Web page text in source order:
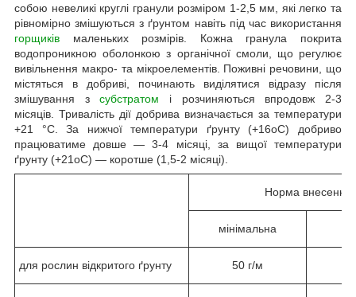
собою невеликі круглі гранули розміром 1-2,5 мм, які легко та
рівномірно змішуються з ґрунтом навіть під час використання
горщиків маленьких розмірів. Кожна гранула покрита
водопроникною оболонкою з органічної смоли, що регулює
вивільнення макро- та мікроелементів. Поживні речовини, що
містяться в добриві, починають виділятися відразу після
змішування зсубстратом і розчиняються впродовж 2-3
місяців. Тривалість дії добрива визначається за температури
+21 °C. За нижчої температури ґрунту (+16oC) добриво
працюватиме довше — 3-4 місяці, за вищої температури
ґрунту (+21oC) — коротше (1,5-2 місяці).
Норма внесення
мінімальна
для рослин відкритого ґрунту 50 г/м